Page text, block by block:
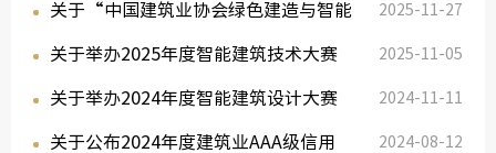
监事会
关于“中国建筑业协会绿色建造与智能
建筑分会”...
2025-11-27
关于举办2025年度智能建筑技术大赛
的通知
2025-11-05
关于举办2024年度智能建筑设计大赛
活动的通...
2024-11-11
关于公布2024年度建筑业AAA级信用 2024-08-12